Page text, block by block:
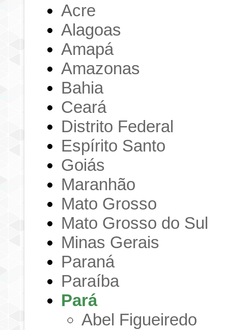
Acre
Alagoas
Amapá
Amazonas
Bahia
Ceará
Distrito Federal
Espírito Santo
Goiás
Maranhão
Mato Grosso
Mato Grosso do Sul
Minas Gerais
Paraná
Paraíba
Pará
Abel Figueiredo